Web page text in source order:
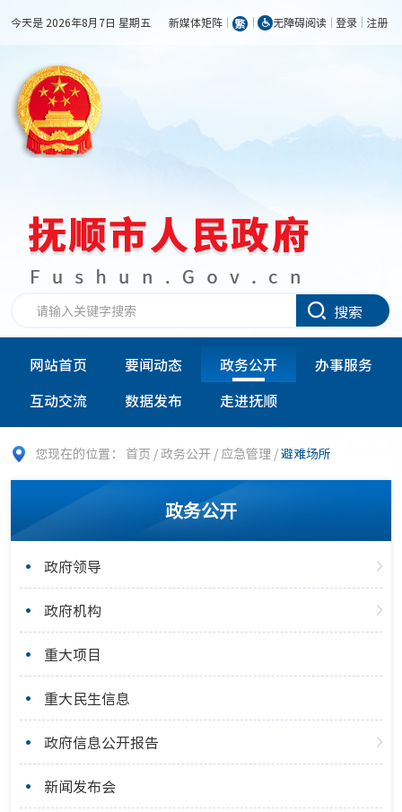
今天是 2026年8月7日 星期五 新媒体矩阵 无障碍阅读 登录 注册
搜索
网站首页 要闻动态 政务公开
办事服务
互动交流
数据发布 走进抚顺
您现在的位置： 首页 /政务公开 / 应急管理 /避难场所
政务公开
政府领导
政府机构
重大项目
重大民生信息
政府信息公开报告
新闻发布会